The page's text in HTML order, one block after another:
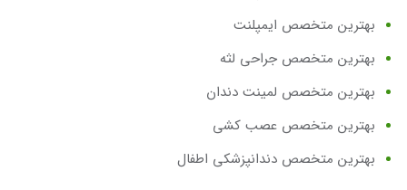
بهترین متخصص ایمپلنت
بهترین متخصص جراحی لثه
بهترین متخصص لمینت دندان
بهترین متخصص عصب کشی
بهترین متخصص دندانپزشکی اطفال